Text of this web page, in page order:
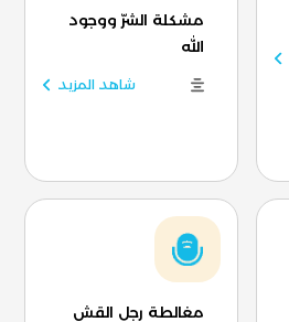
مشكلة الشرّ ووجود
الله
شاهد المزيد
مغالطة رجل القش